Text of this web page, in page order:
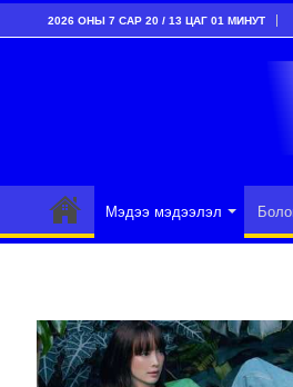
2026 ОНЫ 7 САР 20 / 13 ЦАГ 01 МИНУТ
Мэдээ мэдээлэл